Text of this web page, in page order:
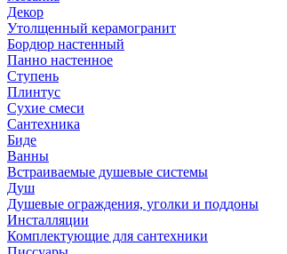
Декор
Утолщенный керамогранит
Бордюр настенный
Панно настенное
Ступень
Плинтус
Сухие смеси
Сантехника
Биде
Ванны
Встраиваемые душевые системы
Душ
Душевые ограждения, уголки и поддоны
Инсталляции
Комплектующие для сантехники